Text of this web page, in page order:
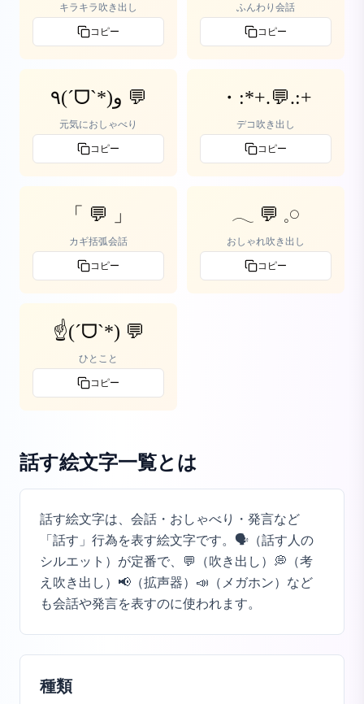
キラキラ吹き出し
コピー
ふんわり会話
コピー
٩(ˊᗜˋ*)و 💬
元気におしゃべり
コピー
・:*+.💬.:+
デコ吹き出し
コピー
「 💬 」
カギ括弧会話
コピー
𓂃 💬 𓈒𓏸
おしゃれ吹き出し
コピー
☝(ˊᗜˋ*) 💬
ひとこと
コピー
話す絵文字一覧とは
話す絵文字は、会話・おしゃべり・発言など
「話す」行為を表す絵文字です。🗣️（話す人の
シルエット）が定番で、💬（吹き出し）💭（考
え吹き出し）📢（拡声器）📣（メガホン）など
も会話や発言を表すのに使われます。
種類